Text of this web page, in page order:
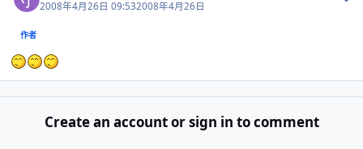
2008年4月26日 09:532008年4月26日
作者
Create an account or sign in to comment